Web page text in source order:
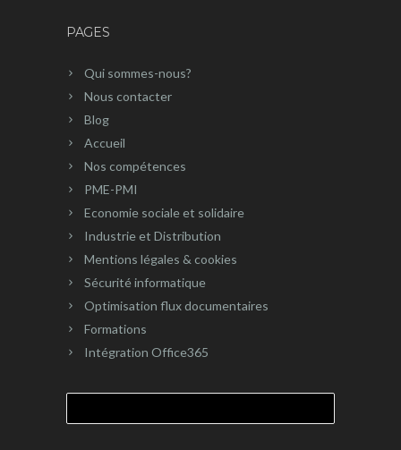
PAGES
Qui sommes-nous?
Nous contacter
Blog
Accueil
Nos compétences
PME-PMI
Economie sociale et solidaire
Industrie et Distribution
Mentions légales & cookies
Sécurité informatique
Optimisation flux documentaires
Formations
Intégration Office365